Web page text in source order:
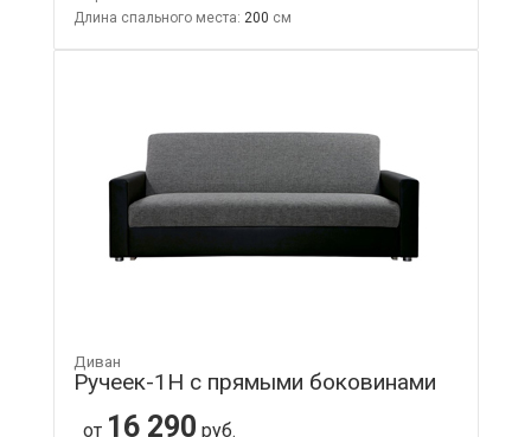
Длина спального места: 200
Диван
Ручеек-1Н с прямыми боковинами
от 16 290 руб.